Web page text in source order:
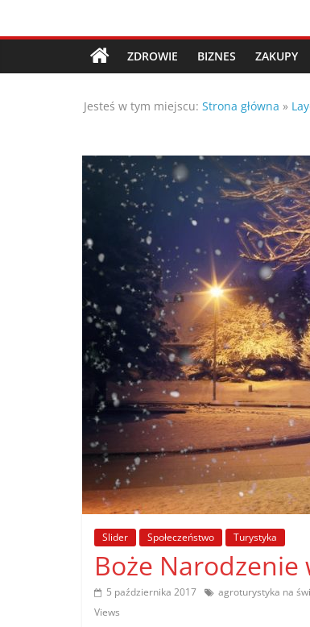
Porady,
wskazówki
oraz
ciekawe
rady
–
poznaj
te
poradniki.
Porady
praktyczne
porady
i
wskazówki
poradniki
każdy
temat
ZDROWIE BIZNES ZAKUPY
Jesteś w tym miejscu: Strona główna »
Slider Społeczeństwo Turystyka
Boże Narodzenie
5 października 2017 agroturystyka na
Views